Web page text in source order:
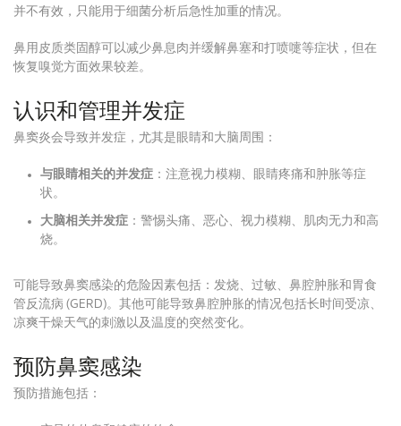
并不有效，只能用于细菌分析后急性加重的情况。
鼻用皮质类固醇可以减少鼻息肉并缓解鼻塞和打喷嚏等症状，但在
恢复嗅觉方面效果较差。
认识和管理并发症
鼻窦炎会导致并发症，尤其是眼睛和大脑周围：
与眼睛相关的并发症 ：注意视力模糊、眼睛疼痛和肿胀等症
状。
大脑相关并发症 ：警惕头痛、恶心、视力模糊、肌肉无力和高
烧。
可能导致鼻窦感染的危险因素包括：发烧、过敏、鼻腔肿胀和胃食
管反流病 (GERD)。其他可能导致鼻腔肿胀的情况包括长时间受凉、
凉爽干燥天气的刺激以及温度的突然变化。
预防鼻窦感染
预防措施包括：